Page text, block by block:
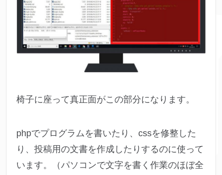
椅子に座って真正面がこの部分になります。
phpでプログラムを書いたり、cssを修整した
り、投稿用の文書を作成したりするのに使って
います。（パソコンで文字を書く作業のほぼ全